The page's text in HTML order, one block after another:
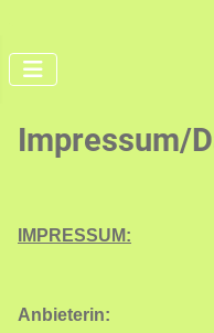
Impressum/
IMPRESSUM:
Anbieterin: